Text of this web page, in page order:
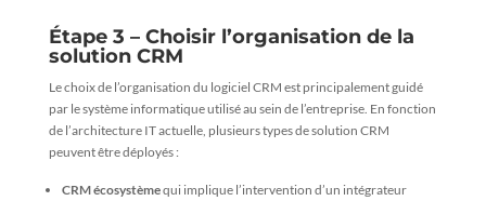
Étape 3 – Choisir l’organisation de la
solution CRM
Le choix de l’organisation du logiciel CRM est principalement guidé
par le système informatique utilisé au sein de l’entreprise. En fonction
de l’architecture IT actuelle, plusieurs types de solution CRM
peuvent être déployés :
CRM écosystèmequi implique l’intervention d’un intégrateur